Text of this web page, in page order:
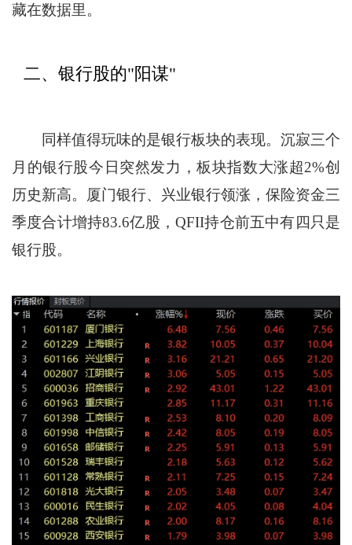
藏在数据里。
二、银行股的"阳谋"
同样值得玩味的是银行板块的表现。沉寂三个
月的银行股今日突然发力，板块指数大涨超2%创
历史新高。厦门银行、兴业银行领涨，保险资金三
季度合计增持83.6亿股，QFII持仓前五中有四只是
银行股。